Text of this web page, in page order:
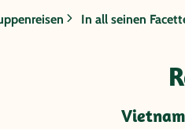
- InIn all seinen